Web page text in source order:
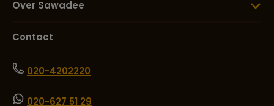
Over Sawadee
Contact
020-4202220
020-627 51 29